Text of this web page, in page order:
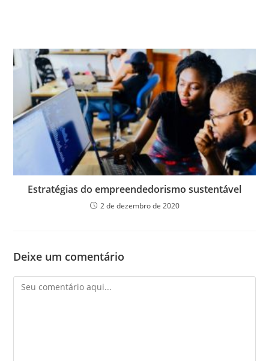
Estratégias do empreendedorismo sustentável
2 de dezembro de 2020
Deixe um comentário